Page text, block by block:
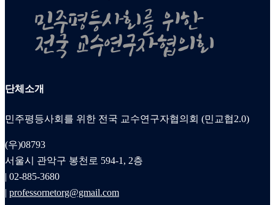
단체소개
민주평등사회를 위한 전국 교수연구자협의회 (민교협2.0)
(우)08793
서울시 관악구 봉천로 594-1, 2층
| 02-885-3680
| professornetorg@gmail.com